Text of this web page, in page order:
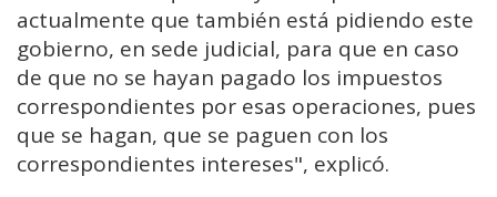
actualmente que también está pidiendo este
gobierno, en sede judicial, para que en caso
de que no se hayan pagado los impuestos
correspondientes por esas operaciones, pues
que se hagan, que se paguen con los
correspondientes intereses", explicó.